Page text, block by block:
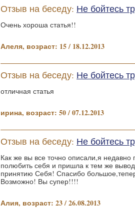
Отзыв на беседу: Не бойтесь
Очень хороша статья!!
Алеля, возраст: 15 / 18.12.2013
Отзыв на беседу: Не бойтесь
отличная статья
ирина, возраст: 50 / 07.12.2013
Отзыв на беседу: Не бойтесь
Как же вы все точно описали,я
полюбить себя и пришла к тем же
принятию Себя! Спасибо
Возможно! Вы супер!!!!
Алия, возраст: 23 / 26.08.2013